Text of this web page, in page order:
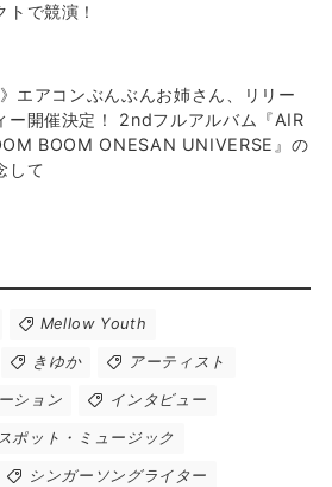
トで競演！
》エアコンぶんぶんお姉さん、リリー
ー開催決定！ 2ndフルアルバム『AIR
BOOM ONESAN UNIVERSE』の
して
Mellow Youth
きゆか アーティスト
ション インタビュー
ポット・ミュージック
シンガーソングライター